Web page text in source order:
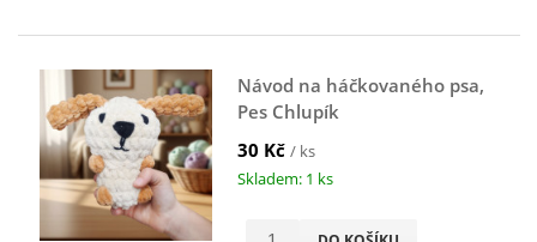
Návod na háčkovaného psa,
Pes Chlupík
30 Kč / ks
Skladem: 1 ks